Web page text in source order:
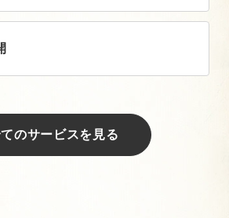
のサービスを見る